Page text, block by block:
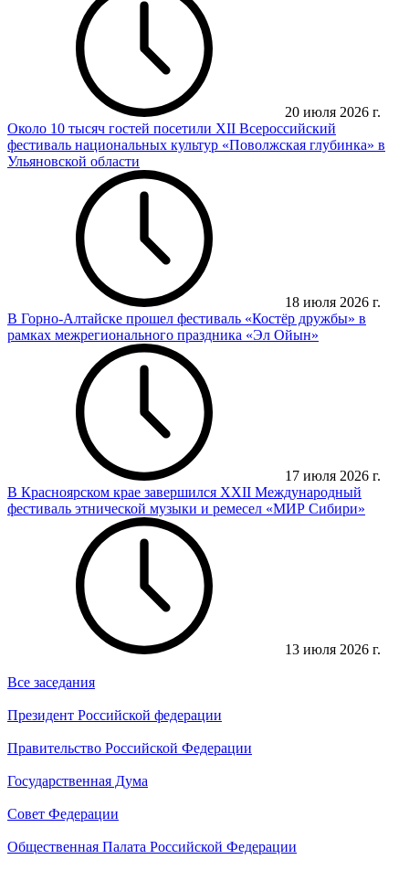
20 июля 2026 г.
Около 10 тысяч гостей посетили XII Всероссийский
фестиваль национальных культур «Поволжская глубинка» в
Ульяновской области
18 июля 2026 г.
В Горно-Алтайске прошел фестиваль «Костёр дружбы» в
рамках межрегионального праздника «Эл Ойын»
17 июля 2026 г.
В Красноярском крае завершился XXII Международный
фестиваль этнической музыки и ремесел «МИР Сибири»
13 июля 2026 г.
Все заседания
Президент Российской федерации
Правительство Российской Федерации
Государственная Дума
Совет Федерации
Общественная Палата Российской Федерации